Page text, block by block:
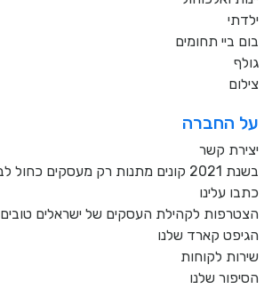
ילדתי
בום ביי תחומים
גולף
צילום
על החברה
יצירת קשר
בשנת 2021 קונים מתנות רק מעסקים כחול לבן!
כתבו עלינו
הצטרפות לקהילת העסקים של ישראלים טובים
הגיפט קארד שלנו
שירות לקוחות
הסיפור שלנו